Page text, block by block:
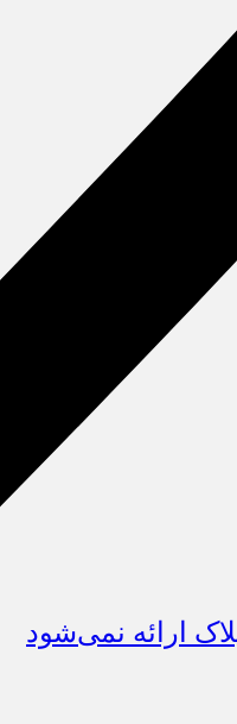
ارائه نمی‌شود